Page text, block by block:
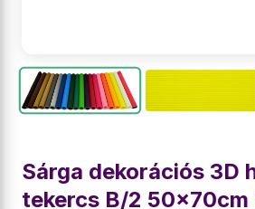
Sárga dekorációs 3D
tekercs B/2 50x70cm